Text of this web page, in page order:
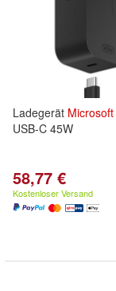
Ladegerät Microsoft
USB-C 45W
58,77 €
Kostenloser Versand